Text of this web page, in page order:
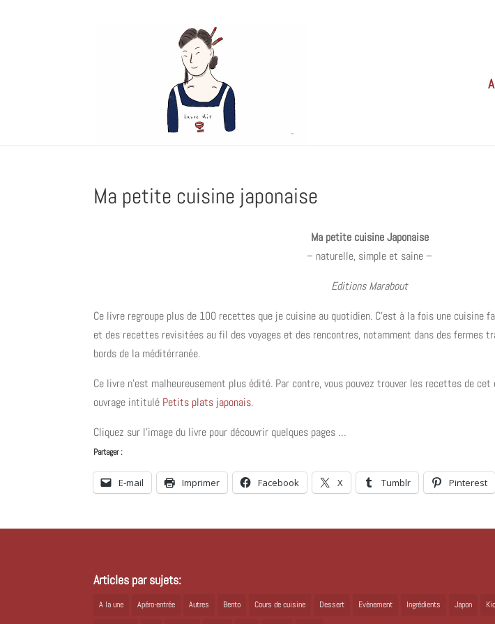
Ma petite cuisine japonaise
Ma petite cuisine Japonaise
– naturelle, simple et saine –
Editions Marabout
Ce livre regroupe plus de 100 recettes que je cuisine au quotidien. C’est à la fois une cuisine
et des recettes revisitées au fil des voyages et des rencontres, notamment dans des fermes
bords de la méditérranée.
Ce livre n’est malheureusement plus édité. Par contre, vous pouvez trouver les recettes de
ouvrage intitulé Petits plats japonais.
Cliquez sur l’image du livre pour découvrir quelques pages …
Partager :
E-mail Imprimer Facebook X Tumblr Pinterest
Articles par sujets:
A la une Apéro-entrée Autres Bento Cours de cuisine Dessert Evènement Ingrédients Japon